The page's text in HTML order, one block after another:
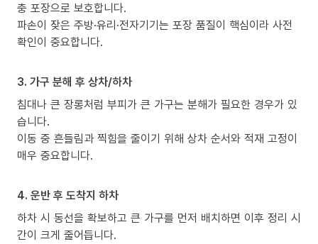
충 포장으로 보호합니다.
파손이 잦은 주방·유리·전자기기는 포장 품질이 핵심이라 사전
확인이 중요합니다.
3. 가구 분해 후 상차/하차
침대나 큰 장롱처럼 부피가 큰 가구는 분해가 필요한 경우가 있
습니다.
이동 중 흔들림과 찍힘을 줄이기 위해 상차 순서와 적재 고정이
매우 중요합니다.
4. 운반 후 도착지 하차
하차 시 동선을 확보하고 큰 가구를 먼저 배치하면 이후 정리 시
간이 크게 줄어듭니다.